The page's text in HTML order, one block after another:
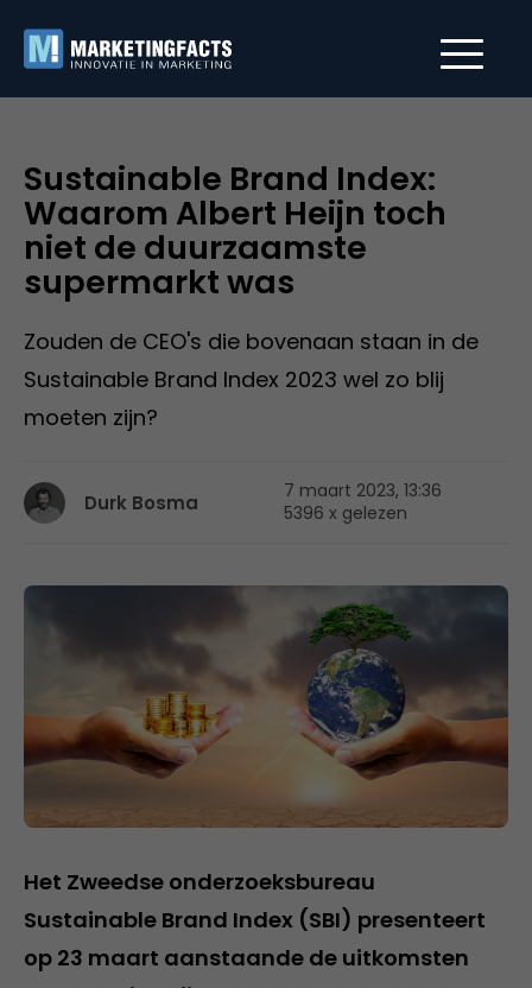
Sustainable Brand Index:
Waarom Albert Heijn toch
niet de duurzaamste
supermarkt was
Zouden de CEO's die bovenaan staan in de
Sustainable Brand Index 2023 wel zo blij
moeten zijn?
Durk Bosma
7 maart 2023, 13:36
5396 x gelezen
Het Zweedse onderzoeksbureau
Sustainable Brand Index (SBI) presenteert
op 23 maart aanstaande de uitkomsten